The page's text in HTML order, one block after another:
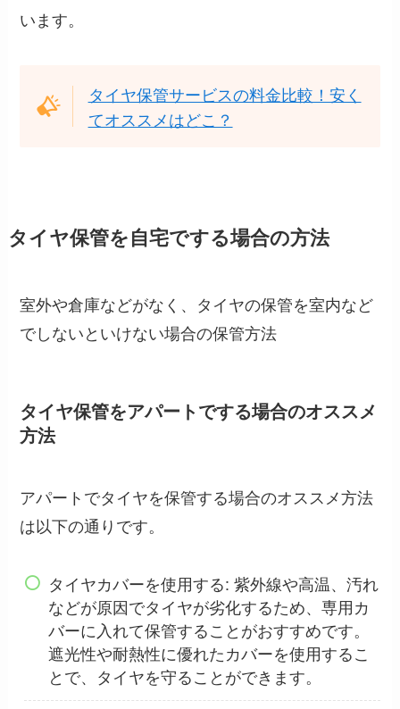
います。
タイヤ保管サービスの料金比較！安く
てオススメはどこ？
タイヤ保管を自宅でする場合の方法
室外や倉庫などがなく、タイヤの保管を室内など
でしないといけない場合の保管方法
タイヤ保管をアパートでする場合のオススメ
方法
アパートでタイヤを保管する場合のオススメ方法
は以下の通りです。
タイヤカバーを使用する: 紫外線や高温、汚れ
などが原因でタイヤが劣化するため、専用カ
バーに入れて保管することがおすすめです。
遮光性や耐熱性に優れたカバーを使用するこ
とで、タイヤを守ることができます。